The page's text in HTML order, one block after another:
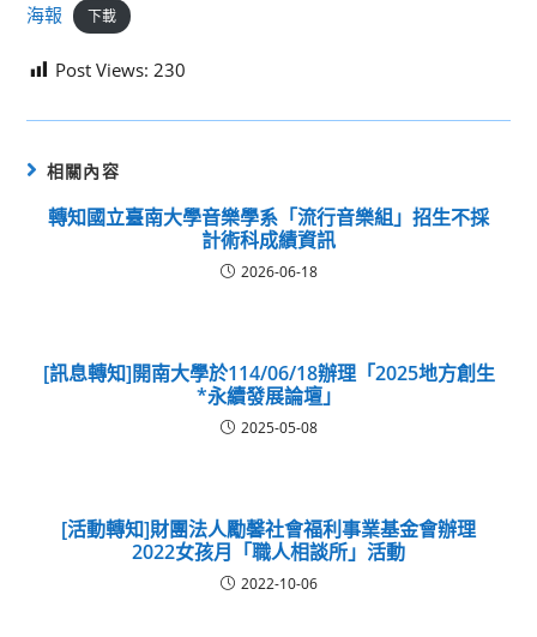
海報 下載
Post Views: 230
相關內容
轉知國立臺南大學音樂學系「流行音樂組」招生不採
計術科成績資訊
2026-06-18
[訊息轉知]開南大學於114/06/18辦理「2025地方創生
*永續發展論壇」
2025-05-08
[活動轉知]財團法人勵馨社會福利事業基金會辦理
2022女孩月「職人相談所」活動
2022-10-06